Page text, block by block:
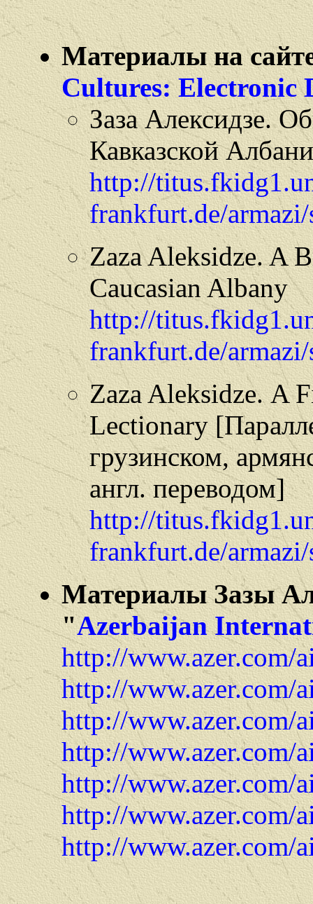
Материалы на
Cultures: Electronic
Заза Алексидзе.
Кавказской
http://
frankfurt.de/
Zaza Aleksidze. A
Caucasian Albany
http://
frankfurt.de/
Zaza Aleksidze. A
Lectionary
грузинском,
англ. переводом]
http://
frankfurt.de/
Материалы Зазы
"Azerbaijan
http://www.azer.com/
http://www.azer.com/
http://www.azer.com/
http://www.azer.com/
http://www.azer.com/
http://www.azer.com/
http://www.azer.com/